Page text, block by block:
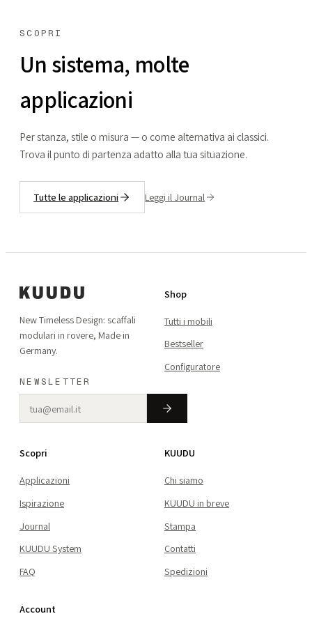
SCOPRI
Un sistema, molte
applicazioni
Per stanza, stile o misura — o come alternativa ai classici.
Trova il punto di partenza adatto alla tua situazione.
Tutte le applicazioni Leggi il Journal
New Timeless Design: scaffali
modulari in rovere, Made in
Germany.
NEWSLETTER
Shop
Tutti i mobili
Bestseller
Configuratore
Scopri
Applicazioni
Ispirazione
Journal
KUUDU System
FAQ
KUUDU
Chi siamo
KUUDU in breve
Stampa
Contatti
Spedizioni
Account